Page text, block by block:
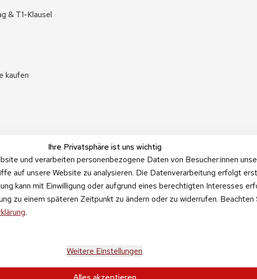
Ihre Privatsphäre ist uns wichtig
und verarbeiten personenbezogene Daten von Besucher:innen
auf unsere Website zu analysieren. Die Datenverarbeitung erfolgt
kann mit Einwilligung oder aufgrund eines berechtigten Interesses
zu einem späteren Zeitpunkt zu ändern oder zu widerrufen. Beachten
.
Weitere Einstellungen
& T1-Klausel
kaufen